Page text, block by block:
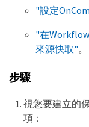
"設定
"在
來源快取"。
步驟
視您要建立的
項：